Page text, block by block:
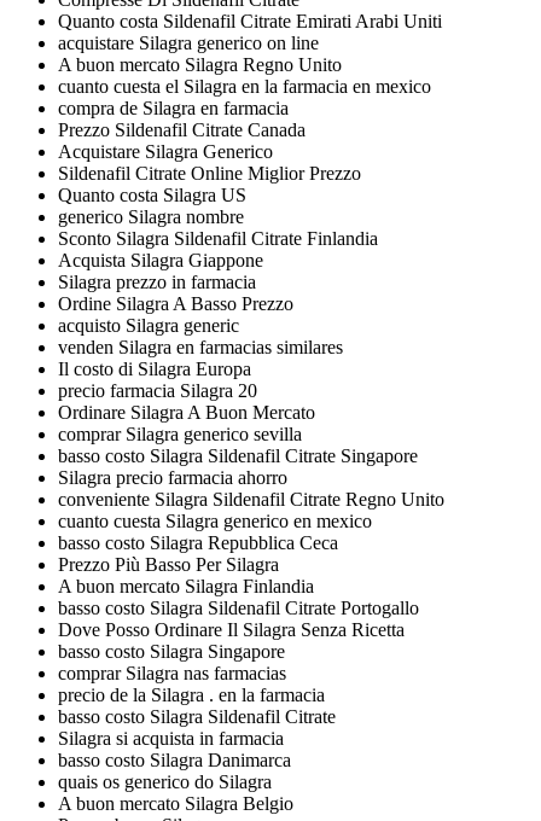
Quanto costa Sildenafil Citrate Emirati Arabi Uniti
acquistare Silagra generico on line
A buon mercato Silagra Regno Unito
cuanto cuesta el Silagra en la farmacia en mexico
compra de Silagra en farmacia
Prezzo Sildenafil Citrate Canada
Acquistare Silagra Generico
Sildenafil Citrate Online Miglior Prezzo
Quanto costa Silagra US
generico Silagra nombre
Sconto Silagra Sildenafil Citrate Finlandia
Acquista Silagra Giappone
Silagra prezzo in farmacia
Ordine Silagra A Basso Prezzo
acquisto Silagra generic
venden Silagra en farmacias similares
Il costo di Silagra Europa
precio farmacia Silagra 20
Ordinare Silagra A Buon Mercato
comprar Silagra generico sevilla
basso costo Silagra Sildenafil Citrate Singapore
Silagra precio farmacia ahorro
conveniente Silagra Sildenafil Citrate Regno Unito
cuanto cuesta Silagra generico en mexico
basso costo Silagra Repubblica Ceca
Prezzo Più Basso Per Silagra
A buon mercato Silagra Finlandia
basso costo Silagra Sildenafil Citrate Portogallo
Dove Posso Ordinare Il Silagra Senza Ricetta
basso costo Silagra Singapore
comprar Silagra nas farmacias
precio de la Silagra . en la farmacia
basso costo Silagra Sildenafil Citrate
Silagra si acquista in farmacia
basso costo Silagra Danimarca
quais os generico do Silagra
A buon mercato Silagra Belgio